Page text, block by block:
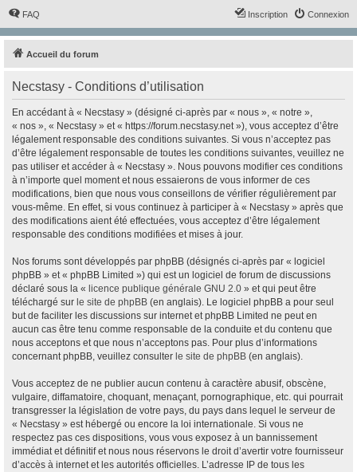
FAQ Connexion
Inscription
Accueil du forum
Necstasy - Conditions d’utilisation
En accédant à « Necstasy » (désigné ci-après par « nous », « notre »,
« nos », « Necstasy » et « https://forum.necstasy.net »), vous acceptez d’être
légalement responsable des conditions suivantes. Si vous n’acceptez pas
d’être légalement responsable de toutes les conditions suivantes, veuillez ne
pas utiliser et accéder à « Necstasy ». Nous pouvons modifier ces conditions
à n’importe quel moment et nous essaierons de vous informer de ces
modifications, bien que nous vous conseillons de vérifier régulièrement par
vous-même. En effet, si vous continuez à participer à « Necstasy » après que
des modifications aient été effectuées, vous acceptez d’être légalement
responsable des conditions modifiées et mises à jour.
Nos forums sont développés par phpBB (désignés ci-après par « logiciel
phpBB » et « phpBB Limited ») qui est un logiciel de forum de discussions
déclaré sous la « licence publique générale GNU 2.0 » et qui peut être
téléchargé sur le site de phpBB (en anglais). Le logiciel phpBB a pour seul
but de faciliter les discussions sur internet et phpBB Limited ne peut en
aucun cas être tenu comme responsable de la conduite et du contenu que
nous acceptons et que nous n’acceptons pas. Pour plus d’informations
concernant phpBB, veuillez consulter le site de phpBB (en anglais).
Vous acceptez de ne publier aucun contenu à caractère abusif, obscène,
vulgaire, diffamatoire, choquant, menaçant, pornographique, etc. qui pourrait
transgresser la législation de votre pays, du pays dans lequel le serveur de
« Necstasy » est hébergé ou encore la loi internationale. Si vous ne
respectez pas ces dispositions, vous vous exposez à un bannissement
immédiat et définitif et nous nous réservons le droit d’avertir votre fournisseur
d’accès à internet et les autorités officielles. L’adresse IP de tous les